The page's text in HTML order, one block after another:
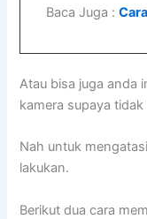
Baca Juga :
Atau bisa juga anda
kamera supaya
Nah untuk
lakukan.
Berikut dua cara